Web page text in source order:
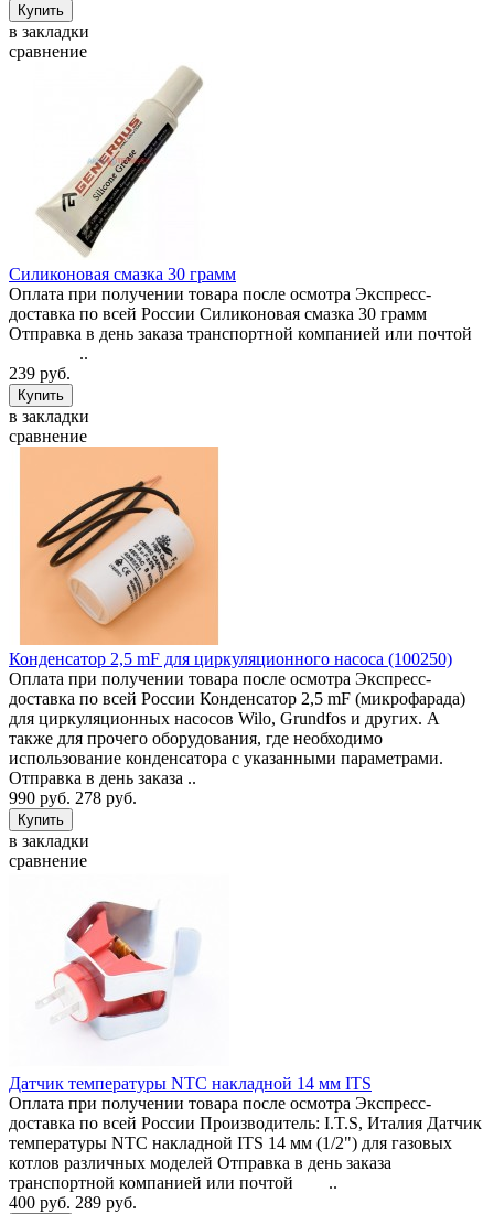
в закладки
сравнение
Силиконовая смазка 30 грамм
Оплата при получении товара после осмотра Экспресс-
доставка по всей России Силиконовая смазка 30 грамм
Отправка в день заказа транспортной компанией или почтой
..
239 руб.
в закладки
сравнение
Конденсатор 2,5 mF для циркуляционного насоса (100250)
Оплата при получении товара после осмотра Экспресс-
доставка по всей России Конденсатор 2,5 mF (микрофарада)
для циркуляционных насосов Wilo, Grundfos и других. А
также для прочего оборудования, где необходимо
использование конденсатора с указанными параметрами.
Отправка в день заказа ..
990 руб. 278 руб.
в закладки
сравнение
Датчик температуры NTC накладной 14 мм ITS
Оплата при получении товара после осмотра Экспресс-
доставка по всей России Производитель: I.T.S, Италия Датчик
температуры NTC накладной ITS 14 мм (1/2") для газовых
котлов различных моделей Отправка в день заказа
транспортной компанией или почтой ..
400 руб. 289 руб.